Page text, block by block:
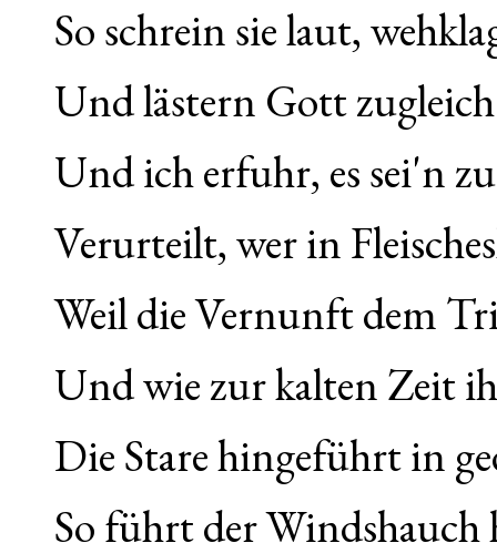
So schrein sie laut,
Und lästern Gott
Und ich erfuhr, es sei'n
Verurteilt, wer in
Weil die Vernunft dem
Und wie zur kalten Zeit
Die Stare hingeführt in
So führt der Windshauch